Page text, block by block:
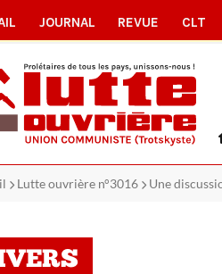
JOURNAL REVUE CLT
Lutte ouvrière n°3016 Une